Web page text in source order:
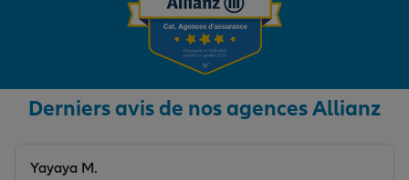
Derniers avis de nos agences Allianz
Yayaya M.